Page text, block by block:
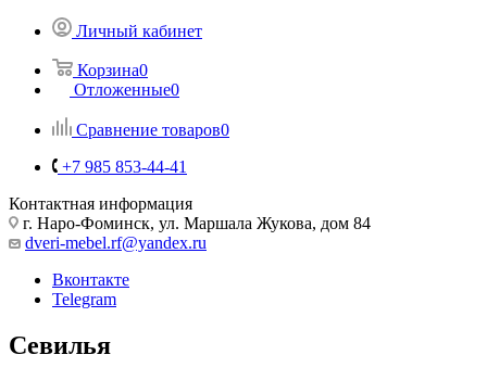
Личный кабинет
Корзина0
Отложенные0
Сравнение товаров0
+7 985 853-44-41
Контактная информация
г. Наро-Фоминск, ул. Маршала Жукова, дом 84
dveri-mebel.rf@yandex.ru
Вконтакте
Telegram
Севилья